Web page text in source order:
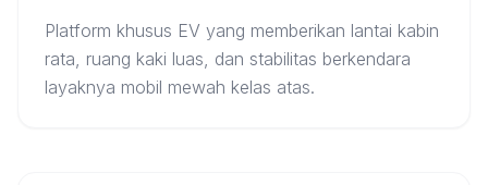
Platform khusus EV yang memberikan lantai kabin
rata, ruang kaki luas, dan stabilitas berkendara
layaknya mobil mewah kelas atas.